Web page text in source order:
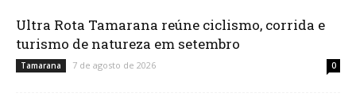
Ultra Rota Tamarana reúne ciclismo, corrida e
turismo de natureza em setembro
Tamarana 7 de agosto de 2026 0